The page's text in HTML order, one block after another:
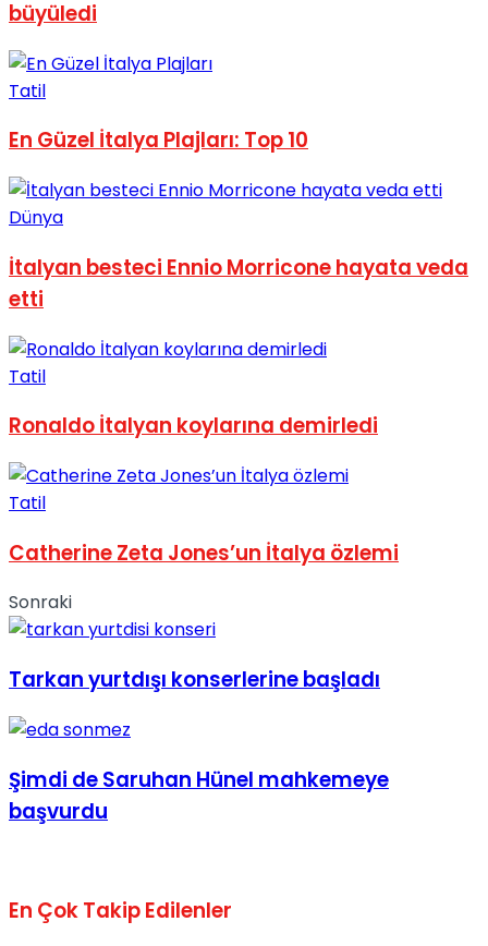
No Result
View All Result
büyüledi
Tatil
En Güzel İtalya Plajları: Top 10
Dünya
İtalyan besteci Ennio Morricone hayata veda
etti
Tatil
Ronaldo İtalyan koylarına demirledi
Tatil
Catherine Zeta Jones’un İtalya özlemi
Sonraki
Tarkan yurtdışı konserlerine başladı
Şimdi de Saruhan Hünel mahkemeye
başvurdu
En Çok Takip Edilenler